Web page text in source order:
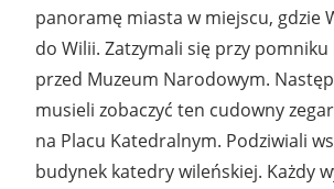
panoramę miasta w miejscu, gdzie
do Wilii. Zatzymali się przy pomniku
przed Muzeum Narodowym.
musieli zobaczyć ten cudowny
na Placu Katedralnym. Podziwiali
budynek katedry wileńskiej. Każdy